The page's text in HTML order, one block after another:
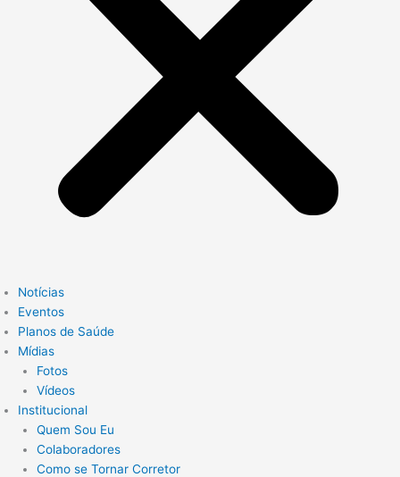
Notícias
Eventos
Planos de Saúde
Mídias
Fotos
Vídeos
Institucional
Quem Sou Eu
Colaboradores
Como se Tornar Corretor